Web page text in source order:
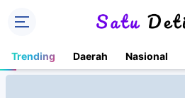
Trending Daerah Nasional